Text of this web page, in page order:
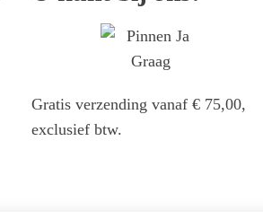
Gratis verzending vanaf € 75,00,
exclusief btw.